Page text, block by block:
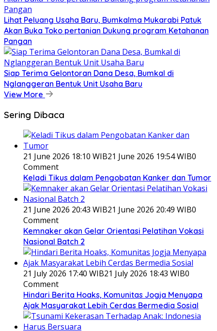
Lihat Peluang Usaha Baru, Bumkalma Mukarabi Patuk
Akan Buka Toko pertanian Dukung program Ketahanan
Pangan
Siap Terima Gelontoran Dana Desa, Bumkal di
Nglanggeran Bentuk Unit Usaha Baru
View More
Sering Dibaca
21 June 2026 18:10 WIB21 June 2026 19:54 WIB0
Comment
Keladi Tikus dalam Pengobatan Kanker dan Tumor
21 June 2026 20:43 WIB21 June 2026 20:49 WIB0
Comment
Kemnaker akan Gelar Orientasi Pelatihan Vokasi
Nasional Batch 2
21 July 2026 17:40 WIB21 July 2026 18:43 WIB0
Comment
Hindari Berita Hoaks, Komunitas Jogja Menyapa
Ajak Masyarakat Lebih Cerdas Bermedia Sosial